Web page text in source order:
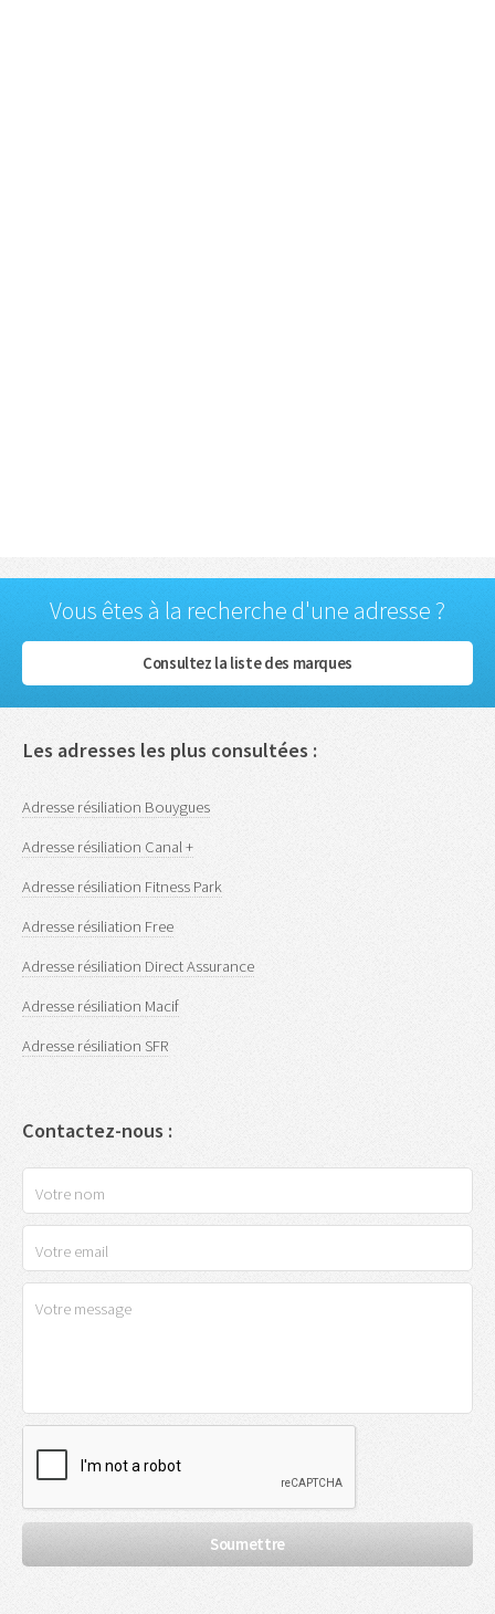
Vous êtes à la recherche d'une adresse ?
Consultez la liste des marques
Les adresses les plus consultées :
Adresse résiliation Bouygues
Adresse résiliation Canal +
Adresse résiliation Fitness Park
Adresse résiliation Free
Adresse résiliation Direct Assurance
Adresse résiliation Macif
Adresse résiliation SFR
Contactez-nous :